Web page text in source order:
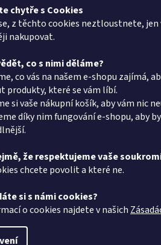
chytře s Cookies
z těchto cookies neztloustnete, jen
nakupovat.
co s nimi děláme?
co vás na našem e-shopu zajímá,
produkty, které se vám líbí.
si vaše nákupní košík, aby vám nic
díky nim fungování e-shopu, aby
že respektujeme vaše
chcete povolit a které ne.
si s námi cookies?
o cookies najdete v našich
pro vás
a platba - PK Group
PK Group.cz
podmínky
ochrany osobních
protokol
Kontakt